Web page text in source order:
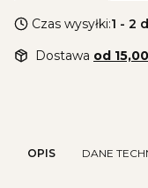
Czas wysyłki:1 - 2
Dostawa od
OPIS DANE